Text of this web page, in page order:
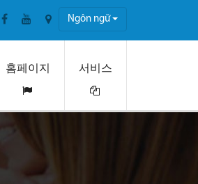
Ngôn ngữ
홈페이지 서비스